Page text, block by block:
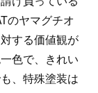
のヤマグチオ
する価値観が
色で、きれい
、特殊塗装は